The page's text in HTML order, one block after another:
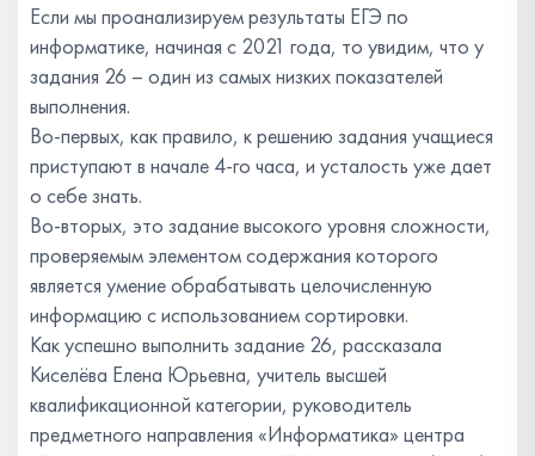
Если мы проанализируем результаты ЕГЭ по
информатике, начиная с 2021 года, то увидим, что у
задания 26 – один из самых низких показателей
выполнения.
Во-первых, как правило, к решению задания учащиеся
приступают в начале 4-го часа, и усталость уже дает
о себе знать.
Во-вторых, это задание высокого уровня сложности,
проверяемым элементом содержания которого
является умение обрабатывать целочисленную
информацию с использованием сортировки.
Как успешно выполнить задание 26, рассказала
Киселёва Елена Юрьевна, учитель высшей
квалификационной категории, руководитель
предметного направления «Информатика» центра